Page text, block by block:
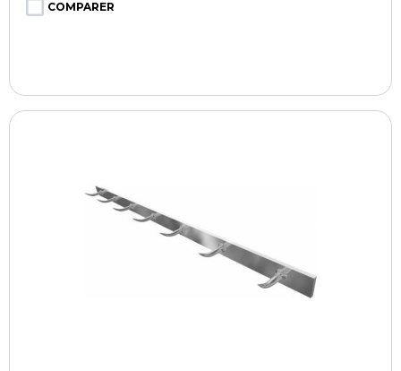
COMPARER